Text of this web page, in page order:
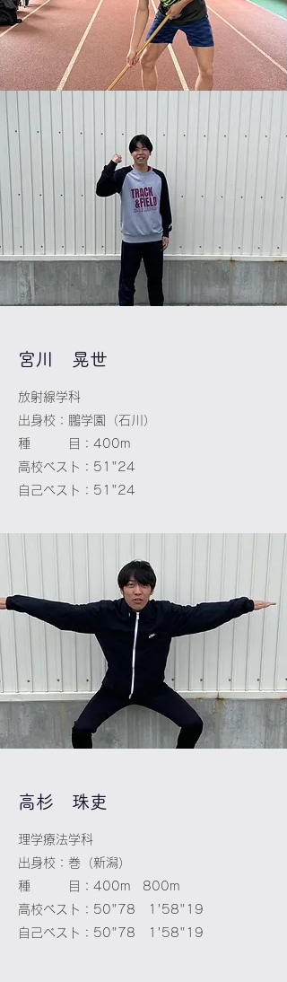
​宮川 晃世
放射線学科
出身校：鵬学園（石川）
種 目：400m
高校ベスト：51"24
自己ベスト：51"24
​高杉 珠吏
理学療法学科
出身校：巻（新潟）
種 目：400m 800m
高校ベスト：50"78 1'58"19
自己ベスト：50"78 1'58"19